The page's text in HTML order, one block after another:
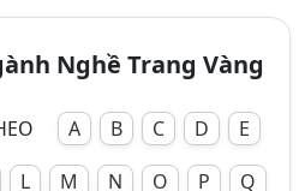
Nghề Trang Vàng
A B C D
E
L M N O P Q